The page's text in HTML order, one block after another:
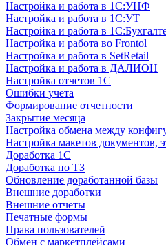
Настройка и работа в 1С:УНФ
Настройка и работа в 1С:УТ
Настройка и работа в
Настройка и работа во Frontol
Настройка и работа в SetRetail
Настройка и работа в ДАЛИОН
Настройка отчетов 1С
Ошибки учета
Формирование отчетности
Закрытие месяца
Настройка обмена между
Настройка макетов документов,
Доработка 1С
Доработка по ТЗ
Обновление доработанной базы
Внешние доработки
Внешние отчеты
Печатные формы
Права пользователей
Обмен с маркетплейсами